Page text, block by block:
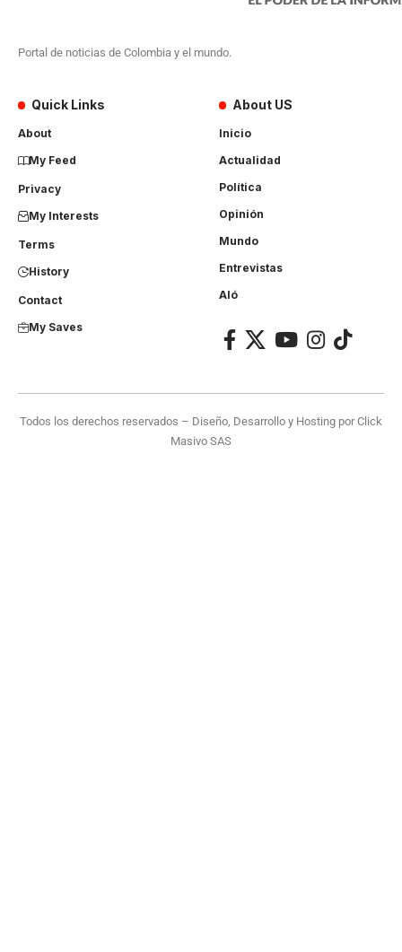
Portal de noticias de Colombia y el mundo.
Quick Links
About
My Feed
Privacy
My Interests
Terms
History
Contact
My Saves
About US
Inicio
Actualidad
Política
Opinión
Mundo
Entrevistas
Aló
Todos los derechos reservados – Diseño, Desarrollo y Hosting porClick
Masivo SAS